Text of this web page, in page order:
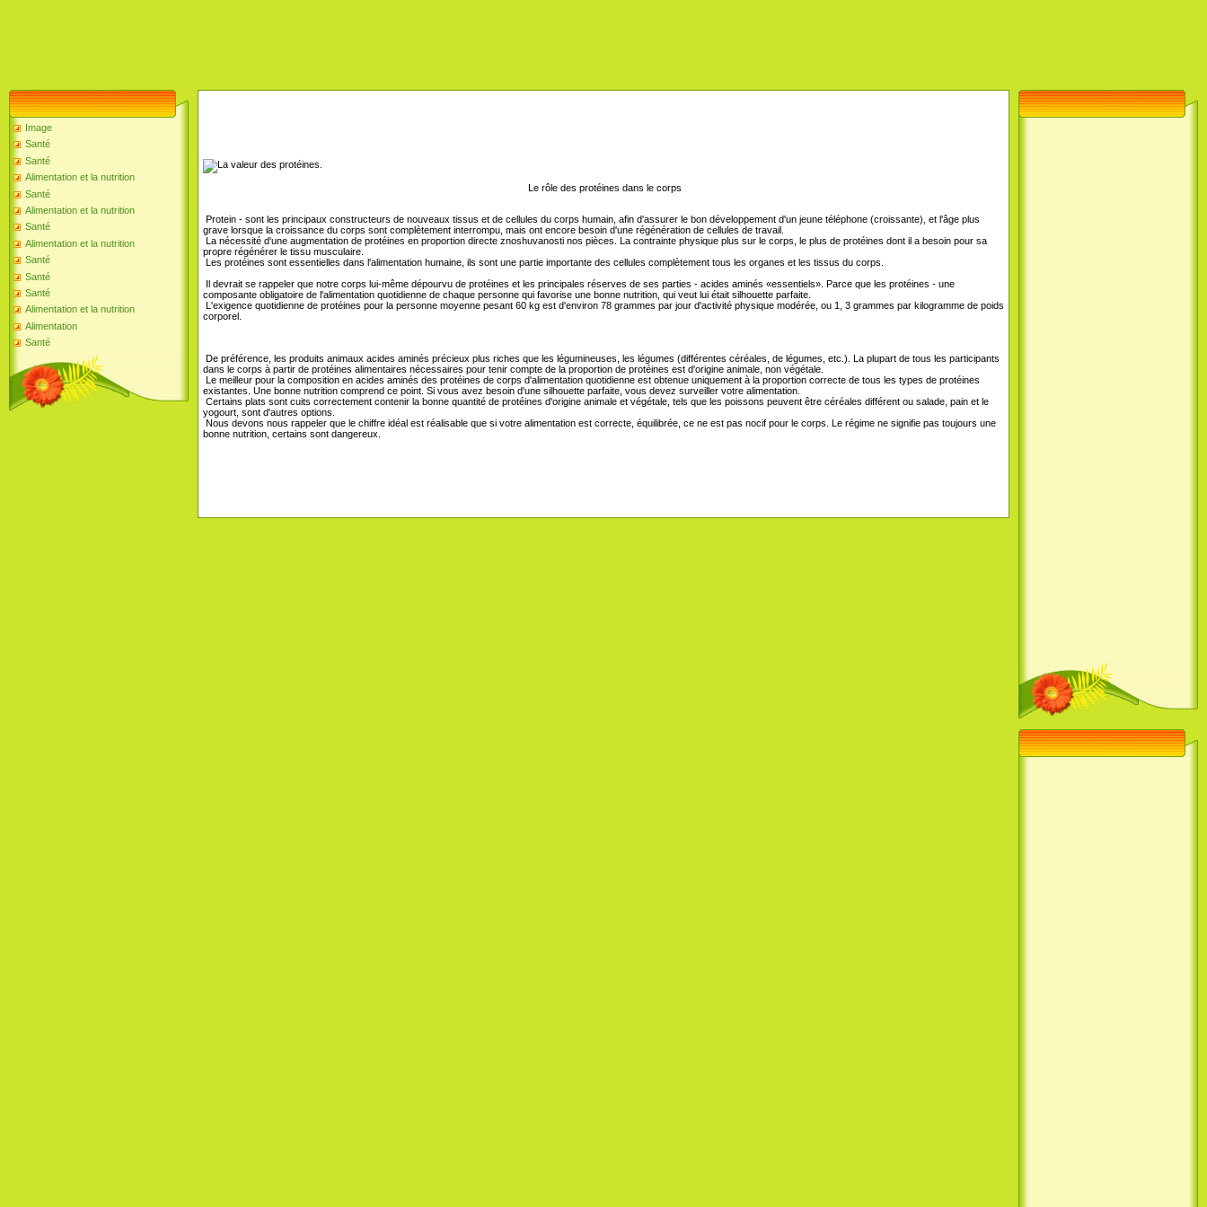
Image
Santé
Santé
Alimentation et la nutrition
Santé
Alimentation et la nutrition
Santé
Alimentation et la nutrition
Santé
Santé
Santé
Alimentation et la nutrition
Alimentation
Santé
Le rôle des protéines dans le corps
Protein - sont les principaux constructeurs de nouveaux tissus et de cellules du corps humain, afin d'assurer le bon développement d'un jeune téléphone (croissante), et l'âge plus
grave lorsque la croissance du corps sont complètement interrompu, mais ont encore besoin d'une régénération de cellules de travail.
La nécessité d'une augmentation de protéines en proportion directe znoshuvanosti nos pièces. La contrainte physique plus sur le corps, le plus de protéines dont il a besoin pour sa
propre régénérer le tissu musculaire.
Les protéines sont essentielles dans l'alimentation humaine, ils sont une partie importante des cellules complètement tous les organes et les tissus du corps.
Il devrait se rappeler que notre corps lui-même dépourvu de protéines et les principales réserves de ses parties - acides aminés «essentiels». Parce que les protéines - une
composante obligatoire de l'alimentation quotidienne de chaque personne qui favorise une bonne nutrition, qui veut lui était silhouette parfaite.
L'exigence quotidienne de protéines pour la personne moyenne pesant 60 kg est d'environ 78 grammes par jour d'activité physique modérée, ou 1, 3 grammes par kilogramme de poids
corporel.
De préférence, les produits animaux acides aminés précieux plus riches que les légumineuses, les légumes (différentes céréales, de légumes, etc.). La plupart de tous les participants
dans le corps à partir de protéines alimentaires nécessaires pour tenir compte de la proportion de protéines est d'origine animale, non végétale.
Le meilleur pour la composition en acides aminés des protéines de corps d'alimentation quotidienne est obtenue uniquement à la proportion correcte de tous les types de protéines
existantes. Une bonne nutrition comprend ce point. Si vous avez besoin d'une silhouette parfaite, vous devez surveiller votre alimentation.
Certains plats sont cuits correctement contenir la bonne quantité de protéines d'origine animale et végétale, tels que les poissons peuvent être céréales différent ou salade, pain et le
yogourt, sont d'autres options.
Nous devons nous rappeler que le chiffre idéal est réalisable que si votre alimentation est correcte, équilibrée, ce ne est pas nocif pour le corps. Le régime ne signifie pas toujours une
bonne nutrition, certains sont dangereux.